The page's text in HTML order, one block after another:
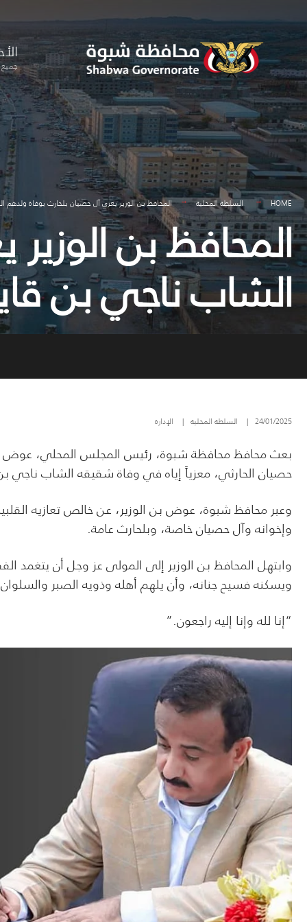
content
جميع
HOME السلطة المحلية المحافظ بن الوزير يعزي آل حصيان بلحارث بوفاة
المحافظ بن
الشاب ناجي بن
24/01/2025
| السلطة المحلية | الإدارة
بعثمحافظ محافظة شبوة، رئيس المجلس المحلي، عوض
حصيان الحارثي، معزياً إياه في وفاة شقيقه الشاب ناجي
وعبر محافظ شبوة، عوض بن الوزير، عن خالص تعازيه
وإخوانه وآل حصيان خاصة، وبلحارث عامة.
وابتهل المحافظ بن الوزير إلى المولى عز وجل أن يتغمد
ويسكنه فسيح جنانه، وأن يلهم أهله وذويه الصبر
“إنا لله وإنا إليه راجعون.”